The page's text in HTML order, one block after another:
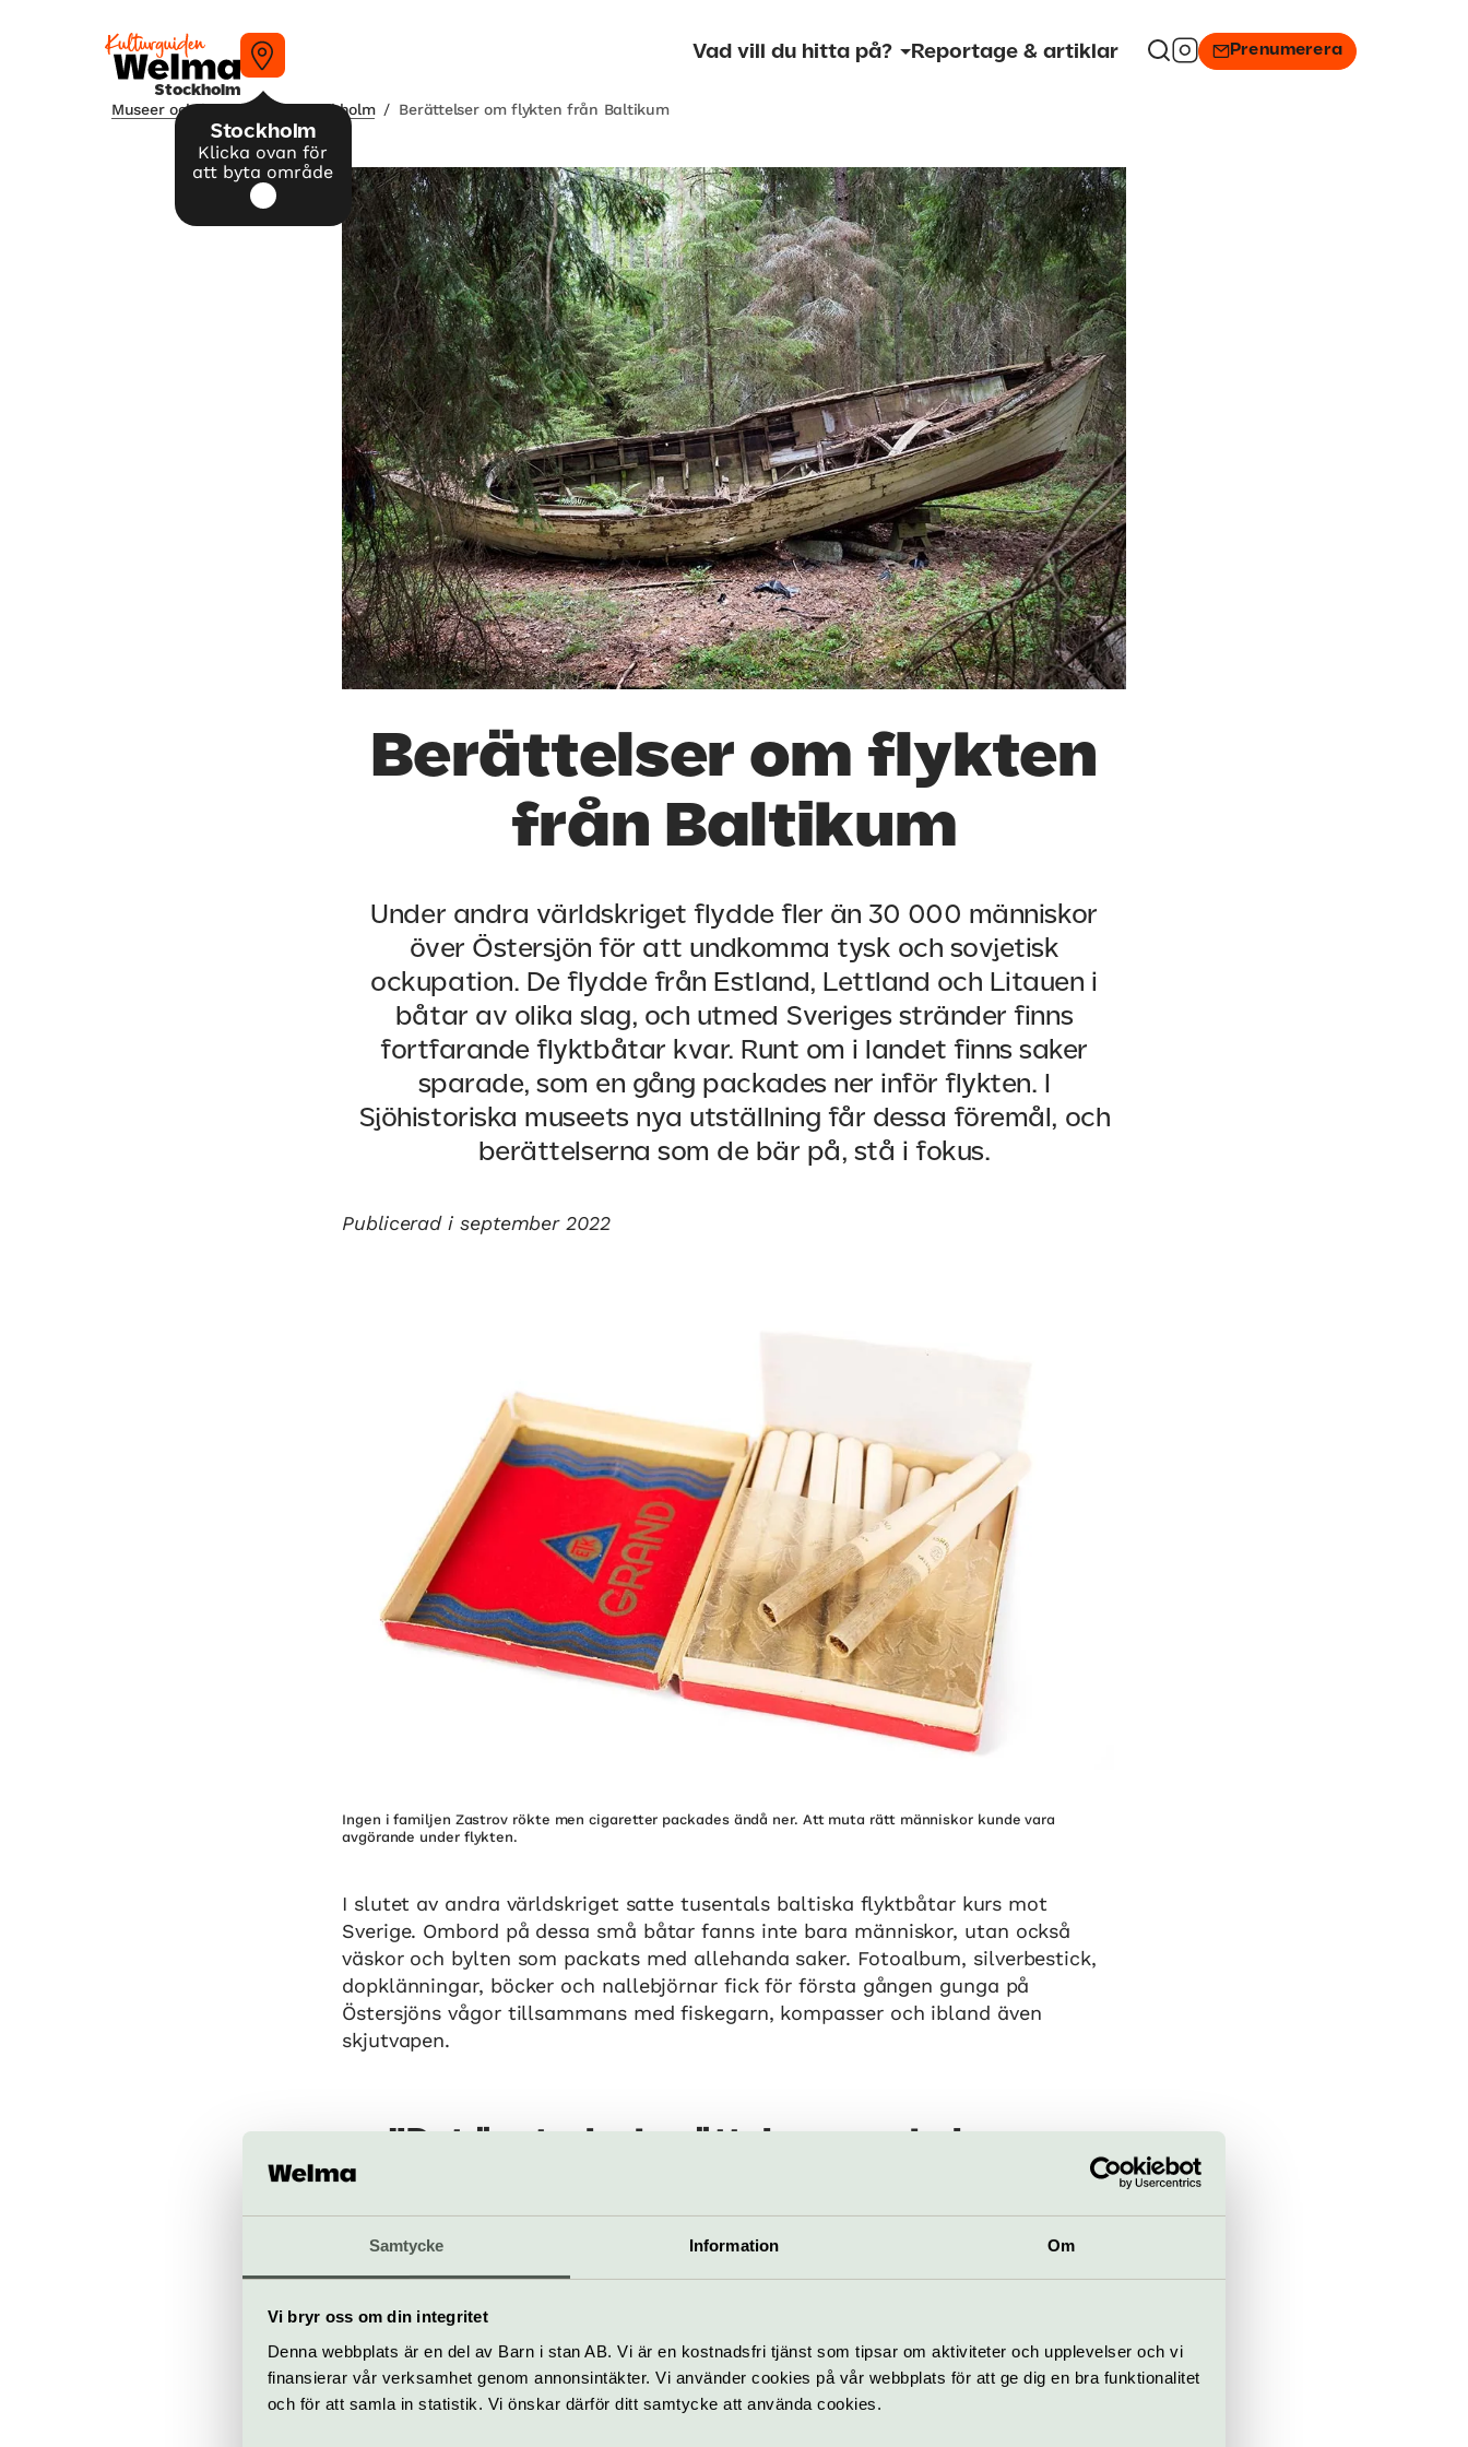
Samtycke Information Om
Vi bryr oss om din integritet
Denna webbplats är en del av Barn i stan AB. Vi är en kostnadsfri tjänst som tipsar om aktiviteter och upplevelser och vi
finansierar vår verksamhet genom annonsintäkter. Vi använder cookies på vår webbplats för att ge dig en bra funktionalitet
och för att samla in statistik. Vi önskar därför ditt samtycke att använda cookies.
Stockholm
Stockholm
Klicka ovan för
att byta område
Vad vill du hitta på? Reportage & artiklar Prenumerera
Museer och konsthallar i Stockholm / Berättelser om flykten från Baltikum
Berättelser om flykten
från Baltikum
Under andra världskriget flydde fler än 30 000 människor
över Östersjön för att undkomma tysk och sovjetisk
ockupation. De flydde från Estland, Lettland och Litauen i
båtar av olika slag, och utmed Sveriges stränder finns
fortfarande flyktbåtar kvar. Runt om i landet finns saker
sparade, som en gång packades ner inför flykten. I
Sjöhistoriska museets nya utställning får dessa föremål, och
berättelserna som de bär på, stå i fokus.
Publicerad i september 2022
Ingen i familjen Zastrov rökte men cigaretter packades ändå ner. Att muta rätt människor kunde vara
avgörande under flykten.
I slutet av andra världskriget satte tusentals baltiska flyktbåtar kurs mot
Sverige. Ombord på dessa små båtar fanns inte bara människor, utan också
väskor och bylten som packats med allehanda saker. Fotoalbum, silverbestick,
dopklänningar, böcker och nallebjörnar fick för första gången gunga på
Östersjöns vågor tillsammans med fiskegarn, kompasser och ibland även
skjutvapen.
kanske inte är så känd för många.
Mats Djurberg, museichef på Sjöhistoriska museet
Föremålen som följde med vid flykten över Östersjön är laddade med känslor,
berättelser och minnen av personer, platser och upplevelser. Den 23 september
öppnade utställningen Flykten från Baltikum 1943–1944på Sjöhistoriska museet